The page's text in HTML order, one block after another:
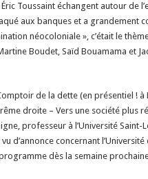
Toussaint échangent autour de
aux banques et a grandement
néocoloniale », c’était le
Boudet, Saïd Bouamama et
de la dette (en présentiel !
droite – Vers une société plus
professeur à l’Université Saint-
d’annonce concernant l’Université
dès la semaine